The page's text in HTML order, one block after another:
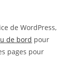
de WordPress,
de bord pour
pages pour